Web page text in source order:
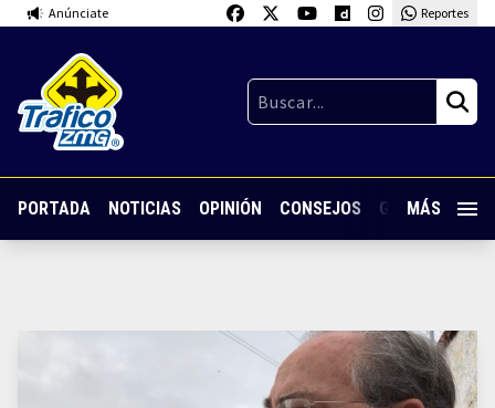
Anúnciate Reportes
PORTADA NOTICIAS OPINIÓN CONSEJOS GUARDIA
MÁS